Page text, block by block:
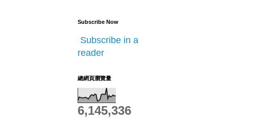
Subscribe Now
Subscribe in a
reader
總網頁瀏覽量
6,145,336